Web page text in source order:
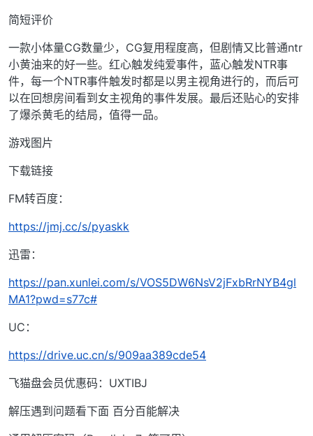
简短评价
一款小体量CG数量少，CG复用程度高，但剧情又比普通ntr
小黄油来的好一些。红心触发纯爱事件，蓝心触发NTR事
件，每一个NTR事件触发时都是以男主视角进行的，而后可
以在回想房间看到女主视角的事件发展。最后还贴心的安排
了爆杀黄毛的结局，值得一品。
游戏图片
下载链接
FM转百度：
https://jmj.cc/s/pyaskk
迅雷：
https://pan.xunlei.com/s/VOS5DW6NsV2jFxbRrNYB4gl
MA1?pwd=s77c#
UC：
https://drive.uc.cn/s/909aa389cde54
飞猫盘会员优惠码：UXTIBJ
解压遇到问题看下面 百分百能解决